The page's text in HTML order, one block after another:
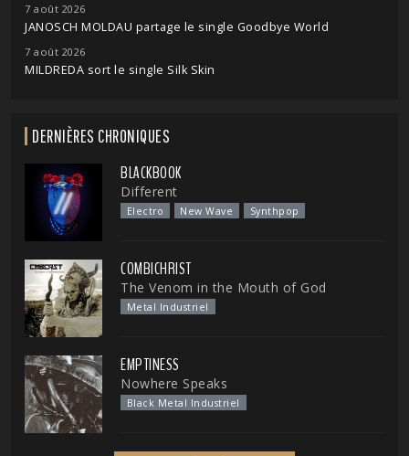
7 août 2026
JANOSCH MOLDAU partage le single Goodbye World
7 août 2026
MILDREDA sort le single Silk Skin
DERNIÈRES CHRONIQUES
BLACKBOOK
Different
Electro New Wave Synthpop
COMBICHRIST
The Venom in the Mouth of God
Metal Industriel
EMPTINESS
Nowhere Speaks
Black Metal Industriel